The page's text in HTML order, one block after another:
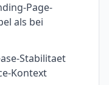
Page-
als bei
Stabilitaet
Kontext